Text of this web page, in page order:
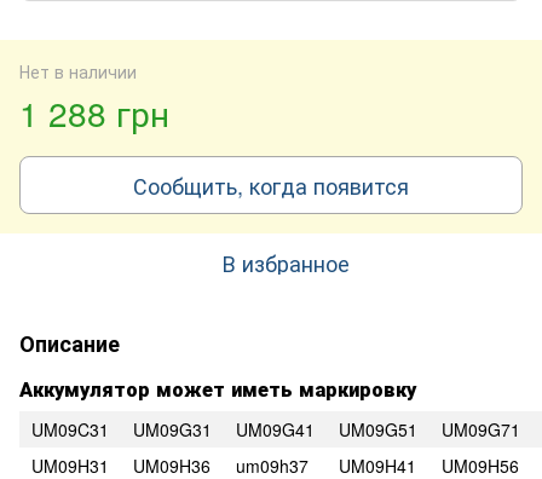
Нет в наличии
1 288 грн
Сообщить, когда появится
В избранное
Описание
Аккумулятор может иметь маркировку
UM09C31 UM09G31 UM09G41 UM09G51
UM09G71
UM09H31
UM09H36 um09h37 UM09H41
UM09H56